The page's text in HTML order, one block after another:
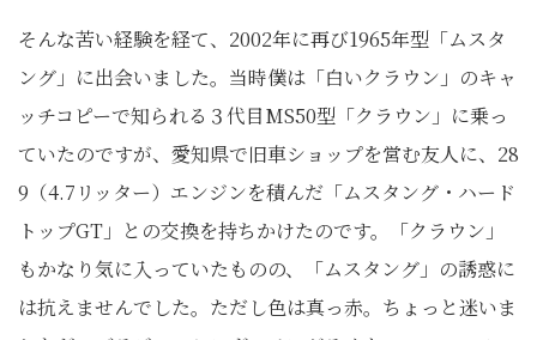
そんな苦い経験を経て、2002年に再び1965年型「ムスタ
ング」に出会いました。当時僕は「白いクラウン」のキャ
ッチコピーで知られる３代目MS50型「クラウン」に乗っ
ていたのですが、愛知県で旧車ショップを営む友人に、28
9（4.7リッター）エンジンを積んだ「ムスタング・ハード
トップGT」との交換を持ちかけたのです。「クラウン」
もかなり気に入っていたものの、「ムスタング」の誘惑に
は抗えませんでした。ただし色は真っ赤。ちょっと迷いま